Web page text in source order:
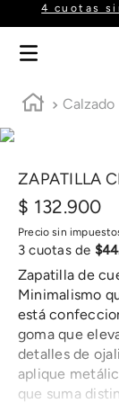
4 cuotas
Calzado
ZAPATILLA
$ 132.900
Precio sin
3 cuotas de $44
Zapatilla de
Minimalismo
está
goma que
detalles de
aplique
que suma